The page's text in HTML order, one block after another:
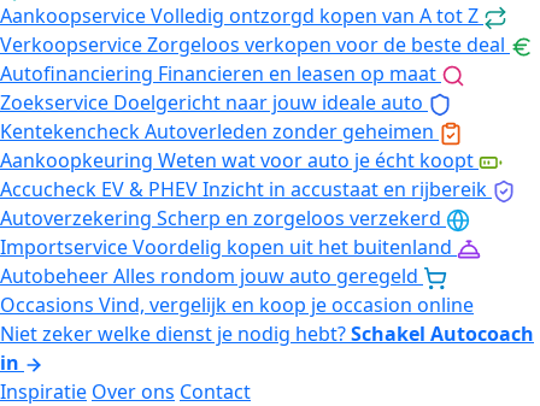
AankoopserviceVolledig ontzorgd kopen van A tot Z
VerkoopserviceZorgeloos verkopen voor de beste deal
Autofinanciering Financieren en leasen op maat
Zoekservice Doelgericht naar jouw ideale auto
KentekencheckAutoverleden zonder geheimen
Aankoopkeuring Weten wat voor auto je écht koopt
Accucheck EV & PHEVInzicht in accustaat en rijbereik
Autoverzekering Scherp en zorgeloos verzekerd
ImportserviceVoordelig kopen uit het buitenland
AutobeheerAlles rondom jouw auto geregeld
Occasions Vind, vergelijk en koop je occasion online
Niet zeker welke dienst je nodig hebt?Schakel Autocoach
in
Inspiratie Over ons Contact